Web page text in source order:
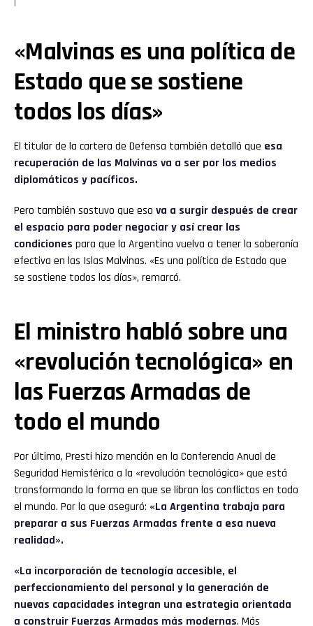
«Malvinas es una política de
Estado que se sostiene
todos los días»
El titular de la cartera de Defensa también detalló que esa
recuperación de las Malvinas va a ser por los medios
diplomáticos y pacíficos.
Pero también sostuvo que eso va a surgir después de crear
el espacio para poder negociar y así crear las
condiciones para que la Argentina vuelva a tener la soberanía
efectiva en las Islas Malvinas. «Es una política de Estado que
se sostiene todos los días», remarcó.
El ministro habló sobre una
«revolución tecnológica» en
las Fuerzas Armadas de
todo el mundo
Por último, Presti hizo mención en la Conferencia Anual de
Seguridad Hemisférica a la «revolución tecnológica» que está
transformando la forma en que se libran los conflictos en todo
el mundo. Por lo que aseguró: «La Argentina trabaja para
preparar a sus Fuerzas Armadas frente a esa nueva
realidad».
«La incorporación de tecnología accesible, el
perfeccionamiento del personal y la generación de
nuevas capacidades integran una estrategia orientada
a construir Fuerzas Armadas más modernas. Más